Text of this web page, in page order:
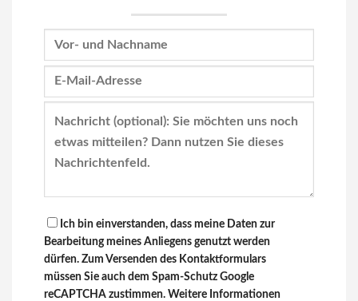
Bitte lasse dieses Feld leer.
Ich bin einverstanden, dass meine Daten zur
Bearbeitung meines Anliegens genutzt werden
dürfen. Zum Versenden des Kontaktformulars
müssen Sie auch dem Spam-Schutz Google
reCAPTCHA zustimmen. Weitere Informationen